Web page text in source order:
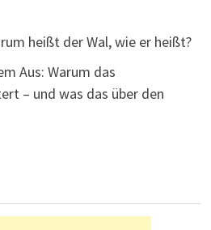
heißt der Wal, wie er heißt?
Aus: Warum das
– und was das über den